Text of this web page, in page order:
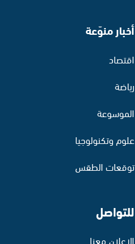
أخبار منوّعة
اقتصاد
رياضة
الموسوعة
علوم وتكنولوجيا
توقعات الطقس
للتواصل
الإعلان معنا